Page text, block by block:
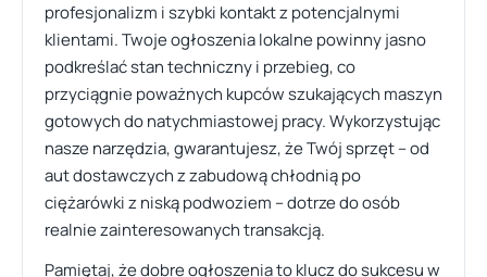
profesjonalizm i szybki kontakt z potencjalnymi
klientami. Twoje ogłoszenia lokalne powinny jasno
podkreślać stan techniczny i przebieg, co
przyciągnie poważnych kupców szukających maszyn
gotowych do natychmiastowej pracy. Wykorzystując
nasze narzędzia, gwarantujesz, że Twój sprzęt – od
aut dostawczych z zabudową chłodnią po
ciężarówki z niską podwoziem – dotrze do osób
realnie zainteresowanych transakcją.
Pamiętaj, że dobre ogłoszenia to klucz do sukcesu w